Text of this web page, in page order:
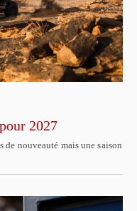
2027
nouveauté mais une saison